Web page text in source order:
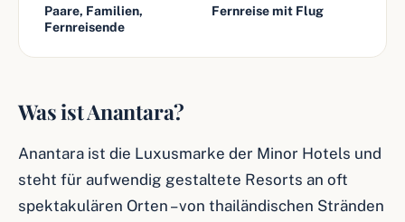
Paare, Familien,
Fernreisende
Fernreise mit Flug
Was ist Anantara?
Anantara ist die Luxusmarke der Minor Hotels und
steht für aufwendig gestaltete Resorts an oft
spektakulären Orten – von thailändischen Stränden